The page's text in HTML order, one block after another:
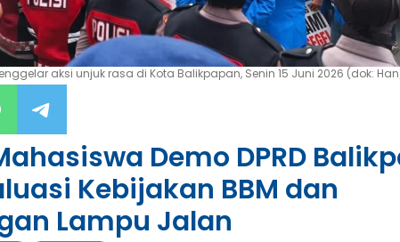
aksi unjuk rasa di Kota Balikpapan, Senin 15 Juni 2026 (dok:
Demo DPRD
Kebijakan BBM dan
Lampu Jalan